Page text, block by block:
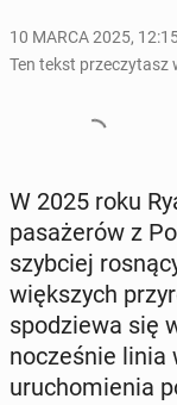
10 MARCA 2025,
Ten tekst przeczytasz
W 2025 roku
pa­sa­że­rów z
szyb­ciej
więk­szych
spo­dzie­wa się
no­cze­śnie linia
uru­cho­mie­nia